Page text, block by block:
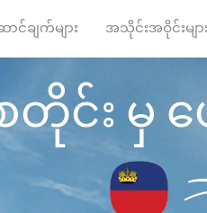
င်ချက်များ အသိုင်းအဝိုင်းမျာ
င်း မှ